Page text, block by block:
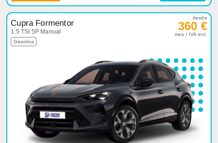
Cupra Formentor
1.5 TSI 5P Manual
Gasolina
desde
360 €
mes / IVA incl.